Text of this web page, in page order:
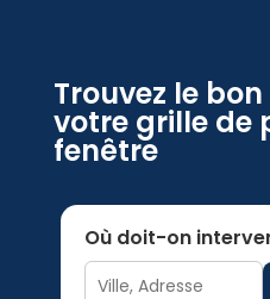
Trouvez le
votre grille de
fenêtre
Où doit-on